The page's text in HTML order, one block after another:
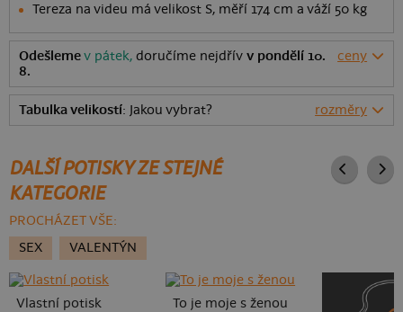
Tereza na videu má velikost S, měří 174 cm a váží 50 kg
Odešlemev pátek,doručíme nejdřívv pondělí 10.
8.
ceny
Tabulka velikostí: Jakou vybrat? rozměry
DALŠÍ POTISKY ZE STEJNÉ
KATEGORIE
PROCHÁZET VŠE:
SEX
VALENTÝN
Vlastní potisk To je moje s ženou